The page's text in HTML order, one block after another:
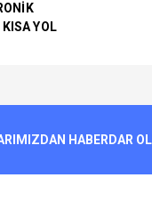
YOL
bozuk veya HABERDAR